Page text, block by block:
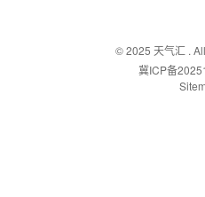
© 2025 天气汇.
冀ICP备